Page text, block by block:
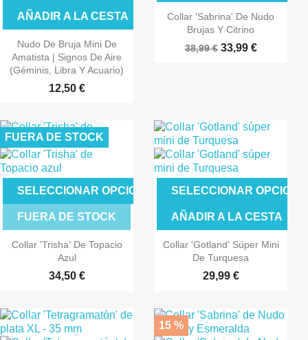
AÑADIR A LA CESTA
Nudo De Bruja Mini De
Amatista | Signos De Aire
(Géminis, Libra Y Acuario)
12,50 €
Collar 'Sabrina' De Nudo
Brujas Y Citrino
38,99 € 33,99 €
SELECCIONAR OPCIONES
FUERA DE STOCK
Collar 'Trisha' De Topacio
Azul
34,50 €
FUERA DE STOCK
SELECCIONAR
AÑADIR A LA CESTA
Collar 'Gotland' Súper Mini
De Turquesa
29,99 €
15 %